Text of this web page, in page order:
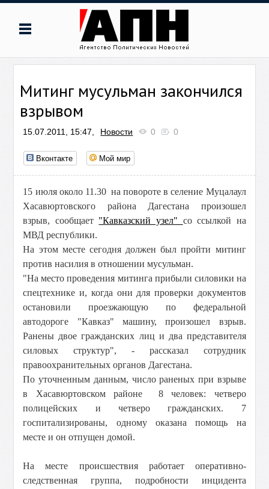
Митинг мусульман закончился
взрывом
15.07.2011, 15:47, Новости 0 0
Вконтакте Мой мир
15 июля около 11.30 на повороте в селение Муцалаул
Хасавюртовского района Дагестана произошел
взрыв, сообщает "Кавказский узел" со ссылкой на
МВД республики.
На этом месте сегодня должен был пройти митинг
против насилия в отношении мусульман.
"На место проведения митинга прибыли силовики на
спецтехнике и, когда они для проверки документов
остановили проезжающую по федеральной
автодороге "Кавказ" машину, произошел взрыв.
Ранены двое гражданских лиц и два представителя
силовых структур", - рассказал сотрудник
правоохранительных органов Дагестана.
По уточненным данным, число раненых при взрыве
в Хасавюртовском районе 8 человек: четверо
полицейских и четверо гражданских. 7
госпитализированы, одному оказана помощь на
месте и он отпущен домой.
На месте происшествия работает оперативно-
следственная группа, подробности инцидента